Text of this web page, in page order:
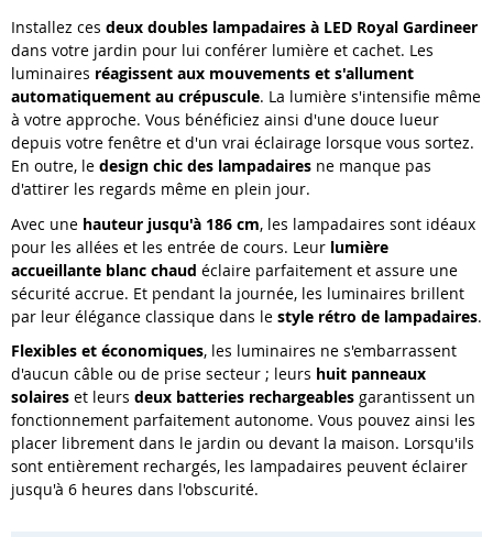
Installez ces deux doubles lampadaires à LED Royal Gardineer
dans votre jardin pour lui conférer lumière et cachet. Les
luminaires réagissent aux mouvements et s'allument
automatiquement au crépuscule. La lumière s'intensifie même
à votre approche. Vous bénéficiez ainsi d'une douce lueur
depuis votre fenêtre et d'un vrai éclairage lorsque vous sortez.
En outre, le design chic des lampadaires ne manque pas
d'attirer les regards même en plein jour.
Avec une hauteur jusqu'à 186 cm, les lampadaires sont idéaux
pour les allées et les entrée de cours. Leur lumière
accueillante blanc chaud éclaire parfaitement et assure une
sécurité accrue. Et pendant la journée, les luminaires brillent
par leur élégance classique dans le style rétro de lampadaires.
Flexibles et économiques, les luminaires ne s'embarrassent
d'aucun câble ou de prise secteur ; leurs huit panneaux
solaires et leurs deux batteries rechargeables garantissent un
fonctionnement parfaitement autonome. Vous pouvez ainsi les
placer librement dans le jardin ou devant la maison. Lorsqu'ils
sont entièrement rechargés, les lampadaires peuvent éclairer
jusqu'à 6 heures dans l'obscurité.